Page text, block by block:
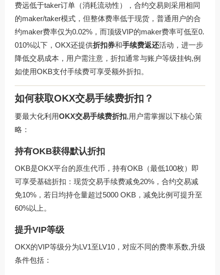
费远低于taker订单（消耗流动性），合约交易则采用相同
的maker/taker模式，但整体费率低于现货，普通用户的合
约maker费率仅为0.02%，而顶级VIP的maker费率可低至0.
010%以下，OKX还提供折扣券和手续费返还活动，进一步
降低交易成本，用户需注意，折扣通常与账户等级挂钩,例
如使用OKB支付手续费可享受额外折扣。
如何获取OKX交易手续费折扣？
要最大化利用OKX交易手续费折扣,用户需掌握以下核心策
略：
持有OKB获得默认折扣
OKB是OKX平台的原生代币，持有OKB（最低100枚）即
可享受基础折扣：现货交易手续费减免20%，合约交易减
免10%，若日均持仓量超过5000 OKB，减免比例可提升至
60%以上。
提升VIP等级
OKX的VIP等级分为LV1至LV10，对应不同的费率系数,升级
条件包括：